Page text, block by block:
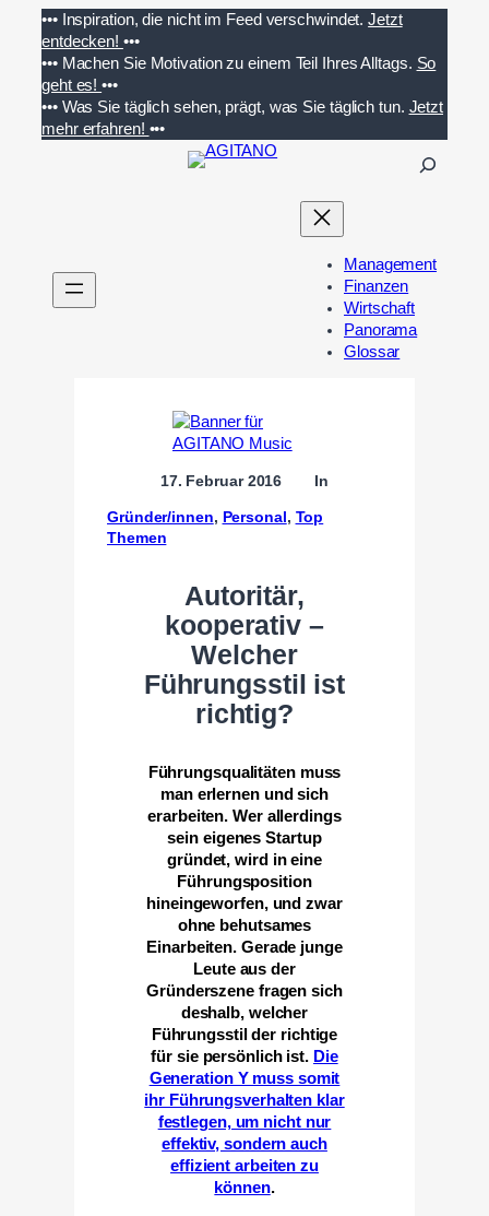
Inhalt
springen
••• Inspiration, die nicht im Feed verschwindet. Jetzt
entdecken! •••
••• Machen Sie Motivation zu einem Teil Ihres Alltags. So
geht es!•••
••• Was Sie täglich sehen, prägt, was Sie täglich tun. Jetzt
mehr erfahren! •••
n
Management
Finanzen
Wirtschaft
Panorama
Glossar
17. Februar 2016 In
Gründer/innen, Personal, Top
Themen
Autoritär,
kooperativ –
Welcher
Führungsstil ist
richtig?
Führungsqualitäten muss
man erlernen und sich
erarbeiten. Wer allerdings
sein eigenes Startup
gründet, wird in eine
Führungsposition
hineingeworfen, und zwar
ohne behutsames
Einarbeiten. Gerade junge
Leute aus der
Gründerszene fragen sich
deshalb, welcher
Führungsstil der richtige
für sie persönlich ist. Die
Generation Y muss somit
ihr Führungsverhalten klar
festlegen, um nicht nur
effektiv, sondern auch
effizient arbeiten zu
können.